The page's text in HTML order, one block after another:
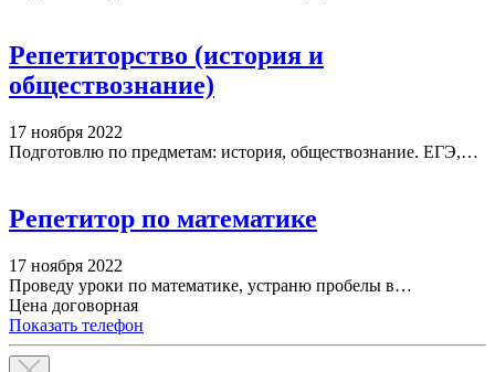
Репетиторство (история и
обществознание)
17 ноября 2022
Подготовлю по предметам: история, обществознание. ЕГЭ,…
Репетитор по математике
17 ноября 2022
Проведу уроки по математике, устраню пробелы в…
Цена договорная
Показать телефон